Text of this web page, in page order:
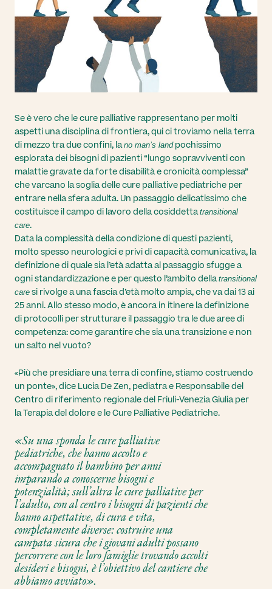
solidale
Coinvolgi i tuoi
collaboratori
iniziative
per i
I nostri
sostenitori
Scopri di più
domicilio, colloqui
telefonici.
Scopri di più
speciale.
Scopri
Se è vero che le cure palliative rappresentano per molti
aspetti una disciplina di frontiera, qui ci troviamo nella terra
di mezzo tra due confini, lano man’s landpochissimo
esplorata dei bisogni di pazienti “lungo sopravviventi con
malattie gravate da forte disabilità e cronicità complessa”
che varcano la soglia delle cure palliative pediatriche per
entrare nella sfera adulta. Un passaggio delicatissimo che
costituisce il campo di lavoro della cosiddettatransitional
care.
Data la complessità della condizione di questi pazienti,
molto spesso neurologici e privi di capacità comunicativa, la
definizione di quale sia l’età adatta al passaggio sfugge a
ogni standardizzazione e per questo l’ambito dellatransitional
care si rivolge a una fascia d’età molto ampia, che va dai 13 ai
25 anni. Allo stesso modo, è ancora in itinere la definizione
di protocolli per strutturare il passaggio tra le due aree di
competenza: come garantire che sia una transizione e non
un salto nel vuoto?
«Più che presidiare una terra di confine, stiamo costruendo
un ponte», dice Lucia De Zen, pediatra e Responsabile del
Centro di riferimento regionale del Friuli-Venezia Giulia per
la Terapia del dolore e le Cure Palliative Pediatriche.
«Su una sponda le cure palliative
pediatriche, che hanno accolto e
accompagnato il bambino per anni
imparando a conoscerne bisogni e
potenzialità; sull’altra le cure palliative per
l’adulto, con al centro i bisogni di pazienti che
hanno aspettative, di cura e vita,
completamente diverse: costruire una
campata sicura che i giovani adulti possano
percorrere con le loro famiglie trovando accolti
desideri e bisogni, è l’obiettivo del cantiere che
abbiamo avviato».